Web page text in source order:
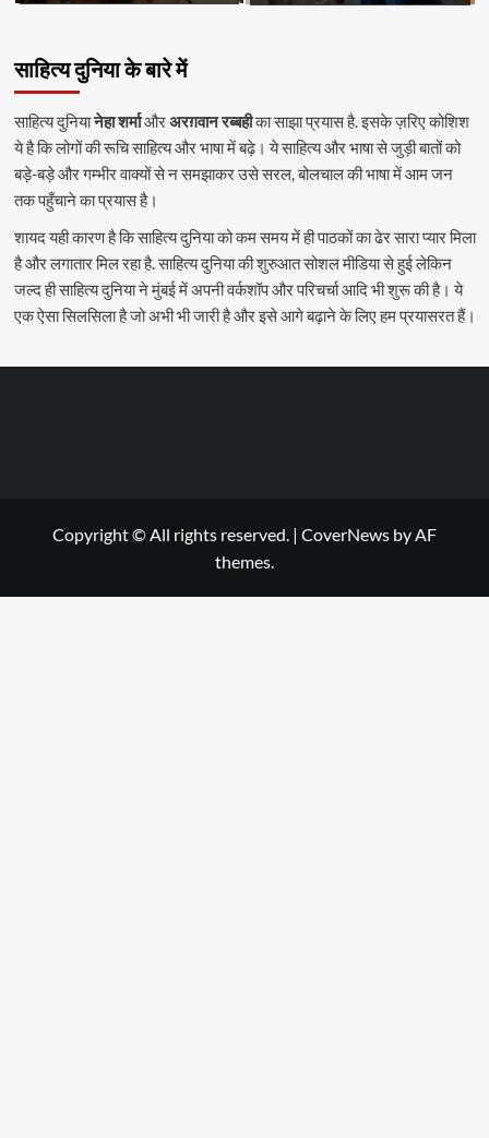
साहित्य दुनिया के बारे में
साहित्य दुनियानेहा शर्माऔरअरग़वान रब्बहीका साझा प्रयास है. इसके ज़रिए कोशिश
ये है कि लोगों की रूचि साहित्य और भाषा में बढ़े। ये साहित्य और भाषा से जुड़ी बातों को
बड़े-बड़े और गम्भीर वाक्यों से न समझाकर उसे सरल, बोलचाल की भाषा में आम जन
तक पहुँचाने का प्रयास है।
शायद यही कारण है कि साहित्य दुनिया को कम समय में ही पाठकों का ढेर सारा प्यार मिला
है और लगातार मिल रहा है. साहित्य दुनिया की शुरुआत सोशल मीडिया से हुई लेकिन
जल्द ही साहित्य दुनिया ने मुंबई में अपनी वर्कशॉप और परिचर्चा आदि भी शुरू की है। ये
एक ऐसा सिलसिला है जो अभी भी जारी है और इसे आगे बढ़ाने के लिए हम प्रयासरत हैं।
Copyright © All rights reserved. | CoverNews by AF
themes.